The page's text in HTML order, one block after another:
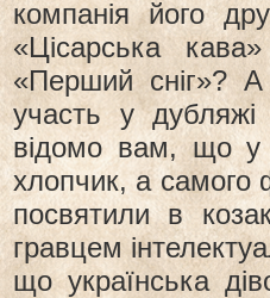
компанія його
«Цісарська
«Перший сніг»?
участь у
відомо вам, що у
хлопчик, а самого
посвятили в
гравцем
що українська